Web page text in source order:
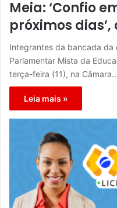
Meia: ‘Confio
próximos
Integrantes da bancada da
Parlamentar Mista da
terça-feira (11), na Câmara…
Leia mais »